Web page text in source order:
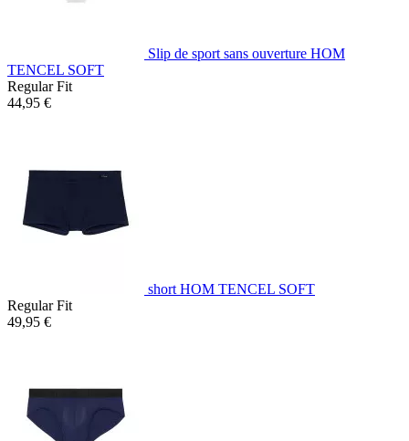
Slip de sport sans ouverture HOM
TENCEL SOFT
Regular Fit
44,95 €
short HOM TENCEL SOFT
Regular Fit
49,95 €